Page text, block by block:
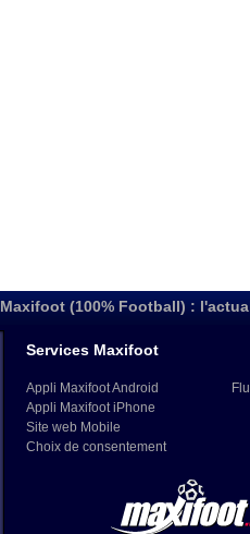
Maxifoot (100% Football) :
Services Maxifoot
Appli Maxifoot Android
Appli Maxifoot iPhone
Site web Mobile
Choix de consentement